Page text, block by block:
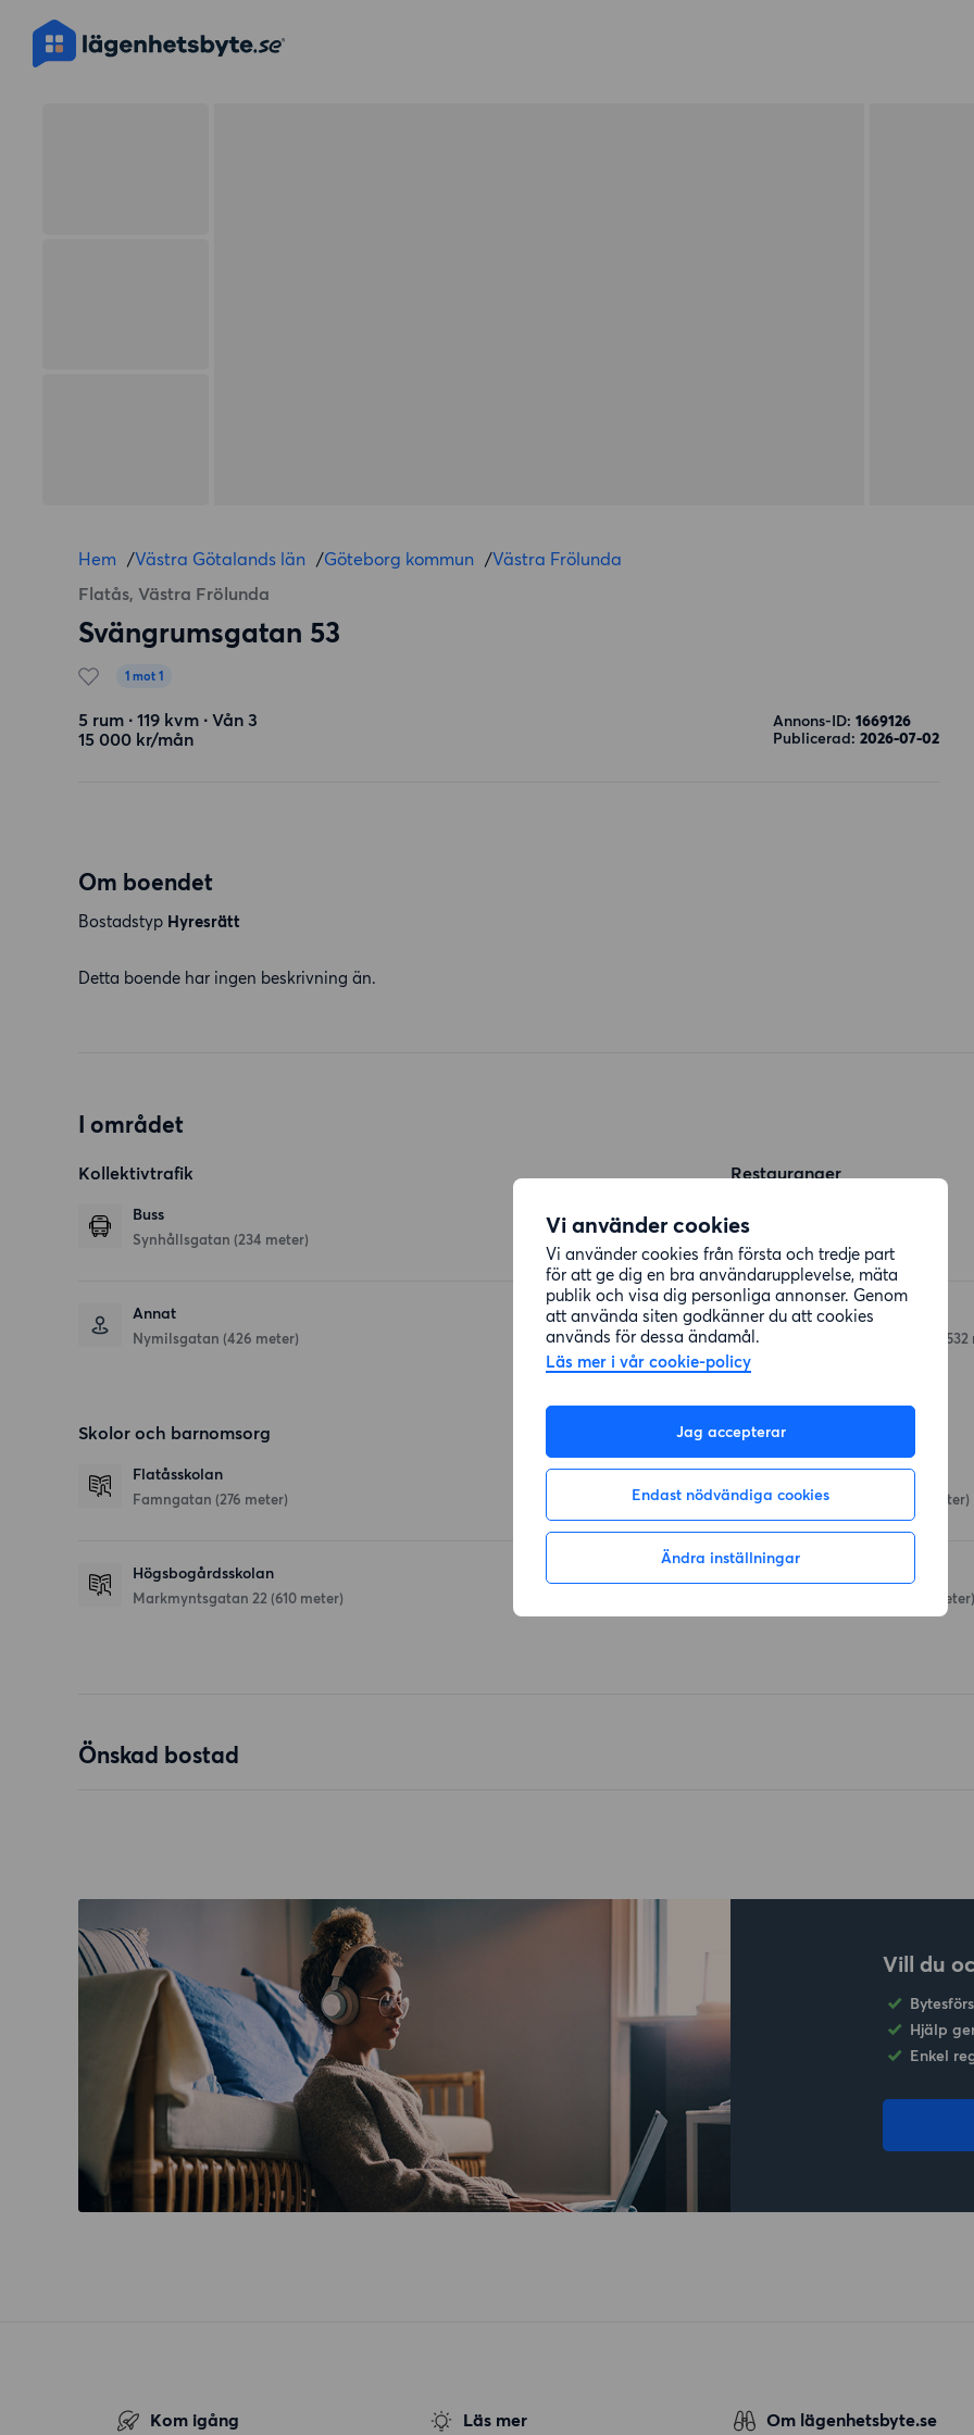
Vi använder cookies
Vi använder cookies från första och tredje part
för att ge dig en bra användarupplevelse, mäta
publik och visa dig personliga annonser. Genom
att använda siten godkänner du att cookies
används för dessa ändamål.
Läs mer i vår cookie-policy
Jag accepterar
Endast nödvändiga cookies
Ändra inställningar
Hem /Västra Götalands län /Göteborg kommun /Västra Frölunda
Flatås, Västra Frölunda
Svängrumsgatan 53
1 mot 1
5 rum ∙ 119 kvm ∙ Vån 3
15 000 kr/mån
Annons-ID: 1669126
Publicerad: 2026-07-02
Om boendet
Bostadstyp Hyresrätt
Detta boende har ingen beskrivning än.
I området
Kollektivtrafik
Buss
Synhållsgatan (234 meter)
Annat
Nymilsgatan (426 meter)
Restauranger
Pekkas restaurang
Skolor och barnomsorg
Flatåsskolan
Famngatan (276 meter)
Högsbogårdsskolan
Markmyntsgatan 22 (610 meter)
Affärer
MatRätt
Synhållsgatan 14 (82 meter)
(356 meter)
Önskad bostad
Vill du
Hjälp
Enkel
Kom igång Läs mer Om lägenhetsbyte.se